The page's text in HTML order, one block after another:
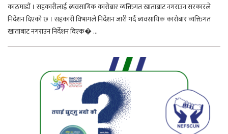
काठमाडौं । सहकारीलाई ब्यवसायिक कारोबार व्यक्तिगत खाताबाट नगराउन सरकारले
निर्देशन दिएको छ । सहकारी विभागले निर्देशन जारी गर्दै ब्यवसायिक कारोबार व्यक्तिगत
खाताबाट नगराउन निर्देशन दिएक� ...